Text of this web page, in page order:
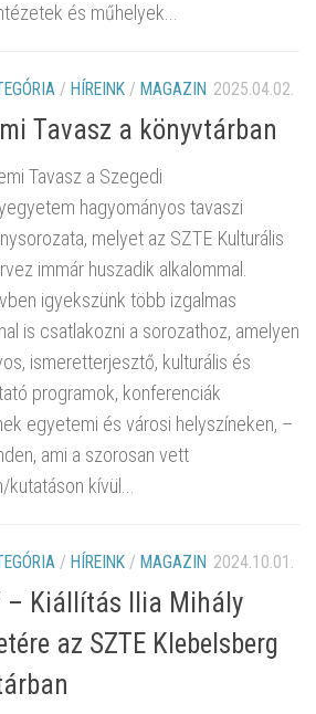
és műhelyek...
/ HÍREINK / MAGAZIN 2025.04.02.
Tavasz a könyvtárban
Tavasz a Szegedi
hagyományos tavaszi
melyet az SZTE Kulturális
immár huszadik alkalommal.
igyekszünk több izgalmas
is csatlakozni a sorozathoz, amelyen
ismeretterjesztő, kulturális és
programok, konferenciák
egyetemi és városi helyszíneken, –
ami a szorosan vett
kívül...
/ HÍREINK / MAGAZIN 2024.10.01.
– Kiállítás Ilia Mihály
az SZTE Klebelsberg